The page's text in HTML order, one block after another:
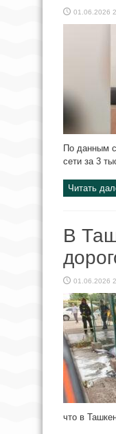
01.06.2026
По данным
сети за 3
Читать
В
01.06.2026
что в